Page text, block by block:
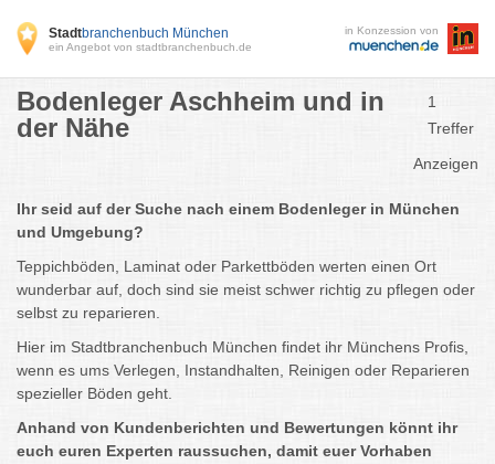
Stadtbranchenbuch München
ein Angebot von stadtbranchenbuch.de
in Konzession von
Bodenleger Aschheim und in
der Nähe
1
Treffer
Anzeigen
Ihr seid auf der Suche nach einem Bodenleger in München
und Umgebung?
Teppichböden, Laminat oder Parkettböden werten einen Ort
wunderbar auf, doch sind sie meist schwer richtig zu pflegen oder
selbst zu reparieren.
Hier im Stadtbranchenbuch München findet ihr Münchens Profis,
wenn es ums Verlegen, Instandhalten, Reinigen oder Reparieren
spezieller Böden geht.
Anhand von Kundenberichten und Bewertungen könnt ihr
euch euren Experten raussuchen, damit euer Vorhaben